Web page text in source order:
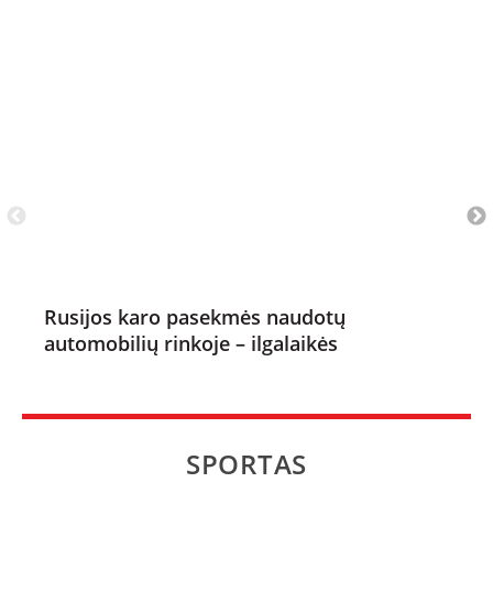
Rusijos karo pasekmės naudotų
automobilių rinkoje – ilgalaikės
SPORTAS